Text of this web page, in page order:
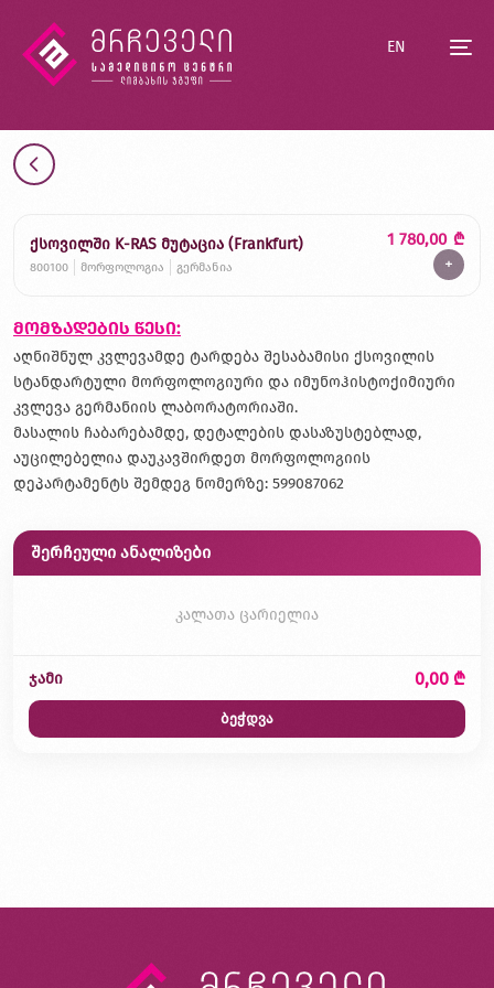
EN
ქსოვილში K-RAS მუტაცია (Frankfurt)
800100 მორფოლოგია გერმანია
1 780,00 ₾
+
მომზადების წესი:
აღნიშნულ კვლევამდე ტარდება შესაბამისი ქსოვილის
სტანდარტული მორფოლოგიური და იმუნოჰისტოქიმიური
კვლევა გერმანიის ლაბორატორიაში.
მასალის ჩაბარებამდე, დეტალების დასაზუსტებლად,
აუცილებელია დაუკავშირდეთ მორფოლოგიის
დეპარტამენტს შემდეგ ნომერზე: 599087062
შერჩეული ანალიზები
კალათა ცარიელია
ჯამი 0,00 ₾
ბეჭდვა